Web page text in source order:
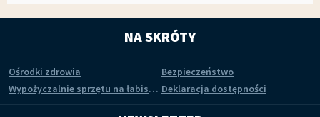
NA SKRÓTY
Ośrodki zdrowia
Bezpieczeństwo
Wypożyczalnie sprzętu na łabiszyńskiej wyspie Deklaracja dostępności